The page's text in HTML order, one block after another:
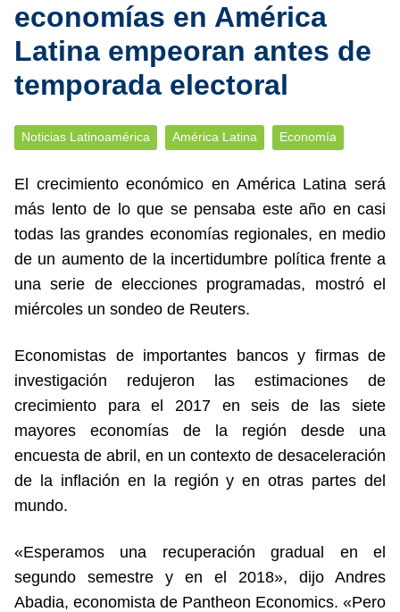
economías en América
Latina empeoran antes de
temporada electoral
Noticias Latinoamérica América Latina Economía
El crecimiento económico en América Latina será
más lento de lo que se pensaba este año en casi
todas las grandes economías regionales, en medio
de un aumento de la incertidumbre política frente a
una serie de elecciones programadas, mostró el
miércoles un sondeo de Reuters.
Economistas de importantes bancos y firmas de
investigación redujeron las estimaciones de
crecimiento para el 2017 en seis de las siete
mayores economías de la región desde una
encuesta de abril, en un contexto de desaceleración
de la inflación en la región y en otras partes del
mundo.
«Esperamos una recuperación gradual en el
segundo semestre y en el 2018», dijo Andres
Abadia, economista de Pantheon Economics. «Pero